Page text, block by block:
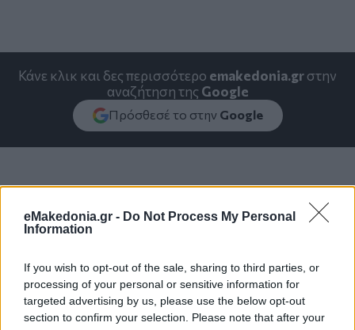
eMakedonia.gr - Do Not Process My Personal
Information
If you wish to opt-out of the sale, sharing to third parties, or
processing of your personal or sensitive information for
targeted advertising by us, please use the below opt-out
section to confirm your selection. Please note that after your
Κάνε κλικ και δες περισσότερο emakedonia.grστην
αναζήτηση της Google
Πρόσθεσέ το στην Google